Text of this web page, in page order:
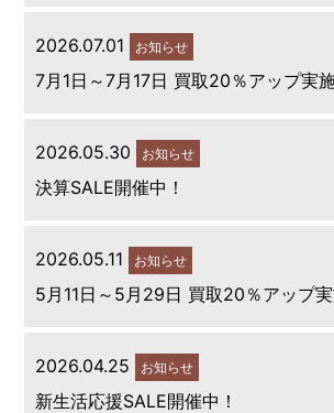
2026.07.01 お知らせ
7月1日～7月17日 買取20％アップ実
2026.05.30 お知らせ
決算SALE開催中！
2026.05.11 お知らせ
5月11日～5月29日 買取20％アップ
2026.04.25 お知らせ
新生活応援SALE開催中！